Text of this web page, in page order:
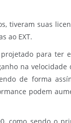
tiveram suas
ao EXT.
para ter
na velocidade
de forma
podem